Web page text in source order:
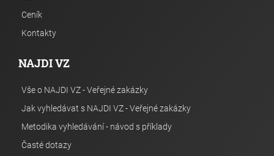
Ceník
Kontakty
NAJDI VZ
Vše o NAJDI VZ - Veřejné zakázky
Jak vyhledávat s NAJDI VZ - Veřejné zakázky
Metodika vyhledávání - návod s příklady
Časté dotazy